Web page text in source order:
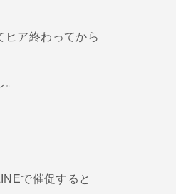
ヒア終わってから
で催促すると